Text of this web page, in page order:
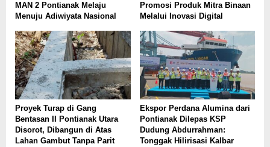
MAN 2 Pontianak Melaju
Menuju Adiwiyata Nasional
Promosi Produk Mitra Binaan
Melalui Inovasi Digital
Proyek Turap di Gang
Bentasan II Pontianak Utara
Disorot, Dibangun di Atas
Lahan Gambut Tanpa Parit
Ekspor Perdana Alumina dari
Pontianak Dilepas KSP
Dudung Abdurrahman:
Tonggak Hilirisasi Kalbar